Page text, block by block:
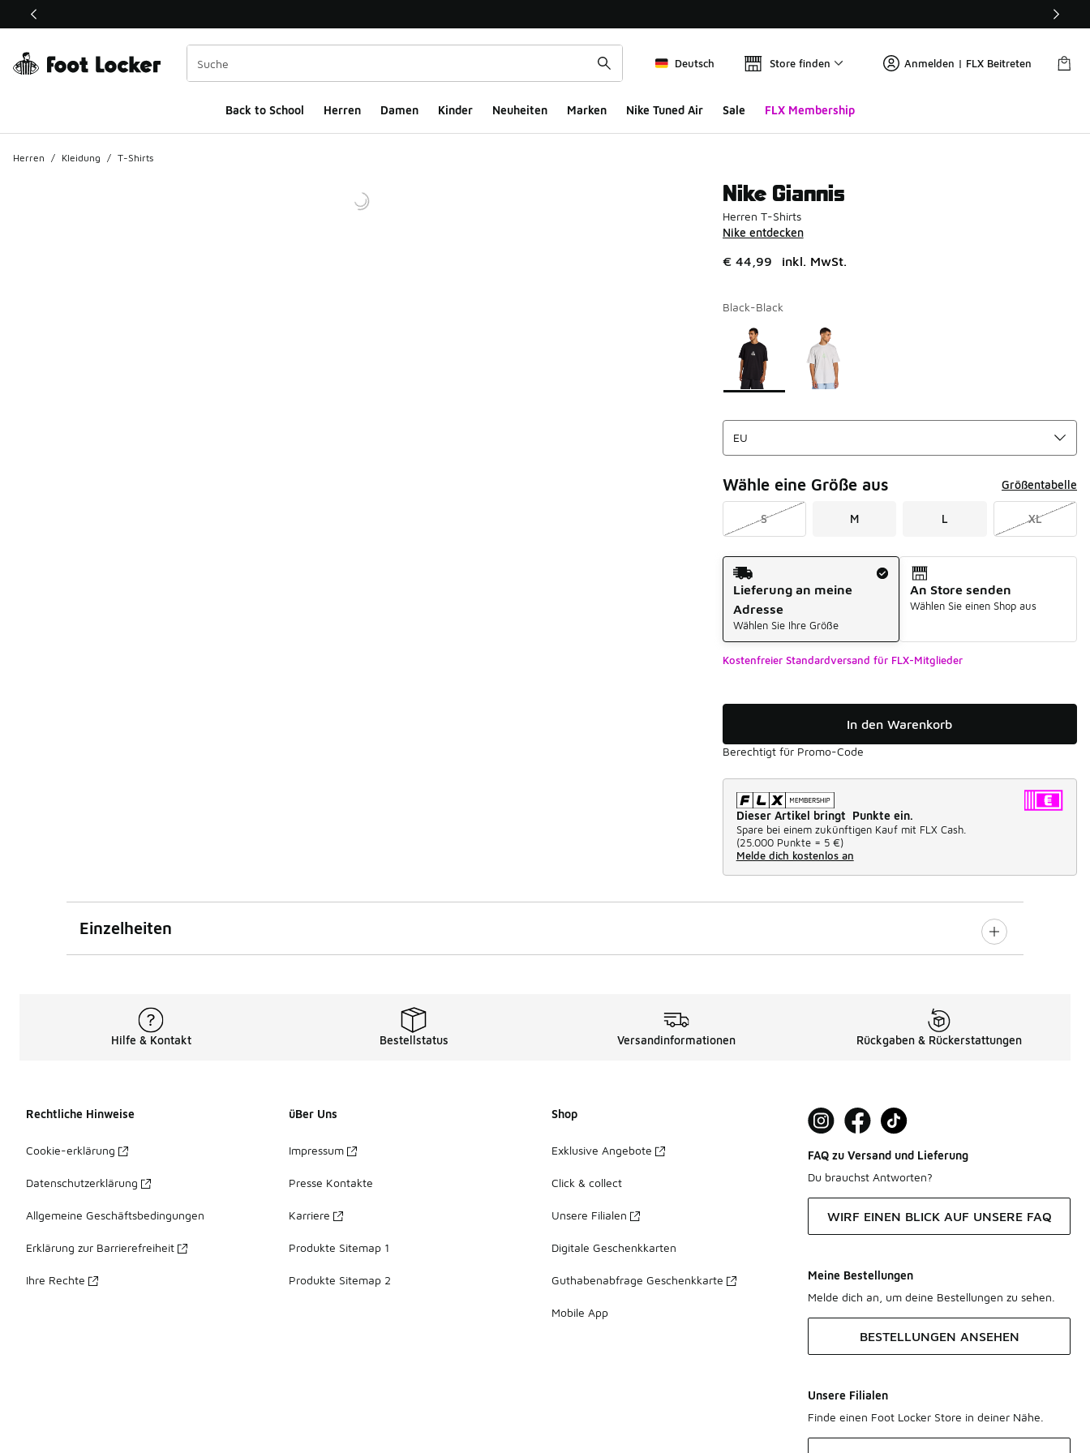
Dieser Link öffnet sich in einem neuen Fenster
Deutsch Store finden Anmelden | FLX Beitreten
Back to School Herren Damen Kinder Neuheiten Marken Nike Tuned Air Sale FLX Membership
Herren / Kleidung / T-Shirts
Nike Giannis
Herren T-Shirts
Nike entdecken
€ 44,99 inkl. MwSt.
Black-Black
Seite 1 von 1 zeigt die Farben 1 bis 2 von 2 an.
Bitte wählen Sie einen Stil aus
Wähle eine Größe aus Größentabelle
S M L XL
Versandart
Lieferung an meine
Adresse
Wählen Sie Ihre Größe
An Store senden
Wählen Sie einen Shop aus
Kostenfreier Standardversand für FLX-Mitglieder
In den Warenkorb
Berechtigt für Promo-Code
Dieser Artikel bringt Punkte ein.
Spare bei einem zukünftigen Kauf mit FLX Cash.
(25.000 Punkte = 5 €)
Melde dich kostenlos an
Einzelheiten
Hilfe & Kontakt Bestellstatus Versandinformationen Rückgaben & Rückerstattungen
Rechtliche Hinweise
Cookie-erklärung
Datenschutzerklärung
Allgemeine Geschäftsbedingungen
Erklärung zur Barrierefreiheit
Ihre Rechte
üBer Uns
Impressum
Presse Kontakte
Karriere
Produkte Sitemap 1
Produkte Sitemap 2
Shop
Exklusive Angebote
Click & collect
Unsere Filialen
Digitale Geschenkkarten
Guthabenabfrage Geschenkkarte
Mobile App
FAQ zu Versand und Lieferung
Du brauchst Antworten?
WIRF EINEN BLICK AUF UNSERE FAQ
Meine Bestellungen
Melde dich an, um deine Bestellungen zu sehen.
BESTELLUNGEN ANSEHEN
Unsere Filialen
Finde einen Foot Locker Store in deiner Nähe.